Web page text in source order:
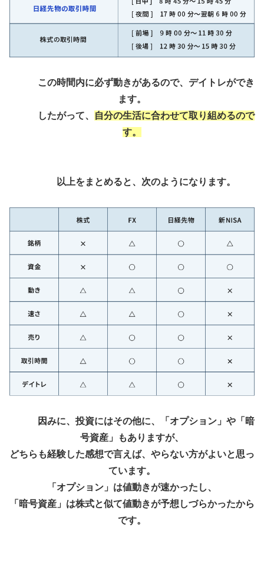
この時間内に必ず動きがあるので、デイトレができ
ます。
したがって、
自分の生活に合わせて取り組めるので
す。
以上をまとめると、次のようになります。
因みに、投資にはその他に、「オプション」や「暗
号資産」もありますが、
どちらも経験した感想で言えば、やらない方がよいと思っ
ています。
「 オプション」は値動きが速かったし、
「暗号資産」は株式と似て値動きが予想しづらかったから
です。